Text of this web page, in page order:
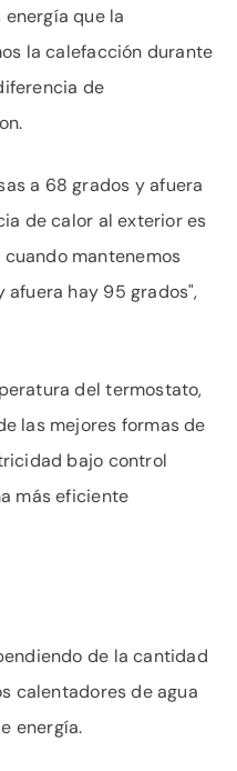
que la
la calefacción durante
de
a 68 grados y afuera
de calor al exterior es
mantenemos
afuera hay 95 grados",
del termostato,
las mejores formas de
bajo control
más eficiente
de la cantidad
calentadores de agua
energía.